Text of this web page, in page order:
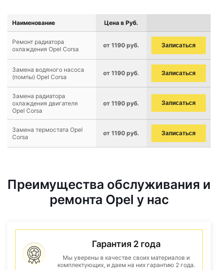
Наименование Цена в Руб.
Ремонт радиатора
охлаждения Opel Corsa
от 1190 руб. Записаться
Замена водяного насоса
(помпы) Opel Corsa
от 1190 руб. Записаться
Замена радиатора
охлаждения двигателя
Opel Corsa
от 1190 руб. Записаться
Замена термостата Opel
Corsa
от 1190 руб. Записаться
Преимущества обслуживания и
ремонта Opel у нас
Гарантия 2 года
Мы уверены в качестве своих материалов и
комплектующих, и даем на них гарантию 2 года.